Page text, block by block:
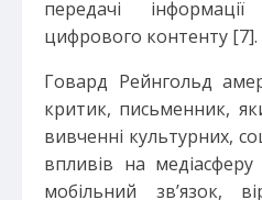
передачі
цифрового контенту [7].
Говард Рейнгольд
критик, письменник,
вивченні культурних,
впливів на медіасферу
мобільний зв’язок,